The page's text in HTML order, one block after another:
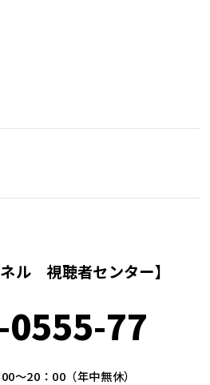
ネル 視聴者センター】
77
～20：00（年中無休）